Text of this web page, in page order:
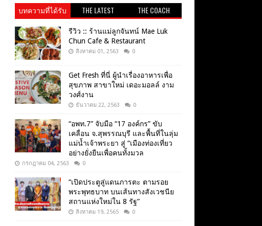
บทความที่ได้รับ
ความนิยม
THE LATEST THE COACH
รีวิว :: ร้านแม่ลูกจันทน์ Mae Luk
Chun Cafe & Restaurant
สิงหาคม 01, 2563 0
Get​ Fresh​ ที่นี่ ผู้นำเรื่องอาหารเพื่อ
สุขภาพ​ สาขาใหม่ เดอะมอลล์ งาม
วงศ์งาน
ธันวาคม 22, 2563 0
“อพท.7” จับมือ “17 องค์กร” ขับ
เคลื่อน จ.สุพรรณบุรี และพื้นที่ในลุ่ม
แม่น้ำเจ้าพระยา สู่ “เมืองท่องเที่ยว
อย่างยั่งยืนเพื่อคนทั้งมวล
กรกฎาคม 04, 2563 0
“เปิดประตูสู่แดนภารตะ ตามรอย
พระพุทธบาท บนเส้นทางสังเวชนีย
สถานแห่งใหม่ใน 8 รัฐ”
สิงหาคม 19, 2565 0